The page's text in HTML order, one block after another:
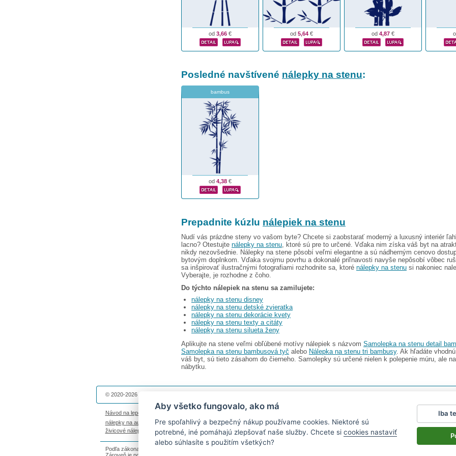
od 3,66 € od 5,64 € od 4,87 €
Posledné navštívené nálepky na stenu:
bambus
od 4,38 €
Prepadnite kúzlu nálepiek na stenu
Nudí vás prázdne steny vo vašom byte? Chcete si zaobstarať moderný a luxusný interiér
lacno? Otestujte nálepky na stenu, ktoré sú pre to určené. Vďaka nim získa váš byt na
nikdy nezovšednie. Nálepky na stene pôsobí veľmi elegantne a sú nádherným cenovo
bytovým doplnkom. Vďaka svojmu povrhu a dokonalé priľnavosti navyše nepôsobí vôbec
sa inšpirovať ilustračnými fotografiami rozhodnite sa, ktoré nálepky na stenu si nakoniec
Vyberajte, je rozhodne z čoho.
Do týchto nálepiek na stenu sa zamilujete:
nálepky na stenu disney
nálepky na stenu detské zvieratka
nálepky na stenu dekorácie kvety
nálepky na stenu texty a citáty
nálepky na stenu silueta ženy
Aplikujte na stene veľmi obľúbené motívy nálepiek s názvom Samolepka na stenu detail
Samolepka na stenu bambusová tyč alebo Nálepka na stenu tri bambusy. Ak hľadáte
váš byt, sú tieto zásahom do čierneho. Samolepky sú určené nielen k polepenie múru, ale
nábytku.
© 2020-2026 Dekolepky.sk prevádzkuje
Návod na lepenie Životnosť nálepiek na stenu| Magazín Reklamačný
nálepky na auto
magnetky s fotkou|nálepky dieťa v aute|kühlschrankmagnete|logoprinty|magnesy ze zdjęciem samolepky na zeď|
živicové nálepky
fotokalendáre
Podľa zákona o evidencii tržieb je predávajúci povinný vystaviť kupujúcemu účtenku.
Aby všetko fungovalo, ako má
Pre spoľahlivý a bezpečný nákup používame cookies. Niektoré sú
potrebné, iné pomáhajú zlepšovať naše služby. Chcete si cookies nastaviť
alebo súhlasíte s použitím všetkých?
Iba